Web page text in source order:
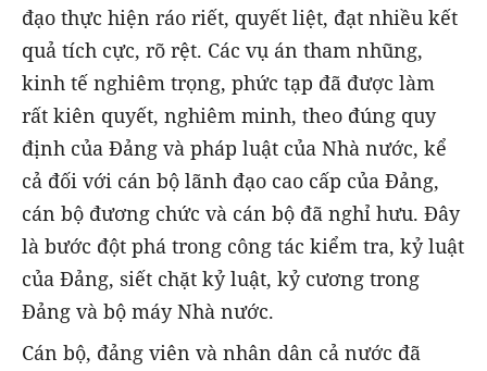
đạo thực hiện ráo riết, quyết liệt, đạt nhiều kết
quả tích cực, rõ rệt. Các vụ án tham nhũng,
kinh tế nghiêm trọng, phức tạp đã được làm
rất kiên quyết, nghiêm minh, theo đúng quy
định của Đảng và pháp luật của Nhà nước, kể
cả đối với cán bộ lãnh đạo cao cấp của Đảng,
cán bộ đương chức và cán bộ đã nghỉ hưu. Đây
là bước đột phá trong công tác kiểm tra, kỷ luật
của Đảng, siết chặt kỷ luật, kỷ cương trong
Đảng và bộ máy Nhà nước.
Cán bộ, đảng viên và nhân dân cả nước đã